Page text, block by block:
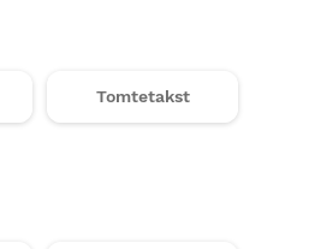
Tomtetakst